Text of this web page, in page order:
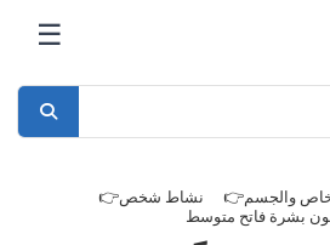
☰
والجسم
نشاط شخص
بشرة فاتح متوسط